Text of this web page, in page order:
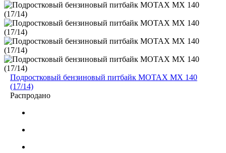
Подростковый бензиновый питбайк MOTAX MX 140
(17/14)
Распродано